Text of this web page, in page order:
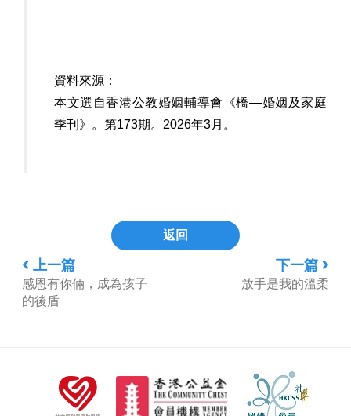
資料來源：
本文選自香港公教婚姻輔導會《橋—婚姻及家庭
季刊》。第173期。2026年3月。
上一篇
感恩有你倆，成為孩子
的後盾
返回
下一篇
放手是我的溫柔